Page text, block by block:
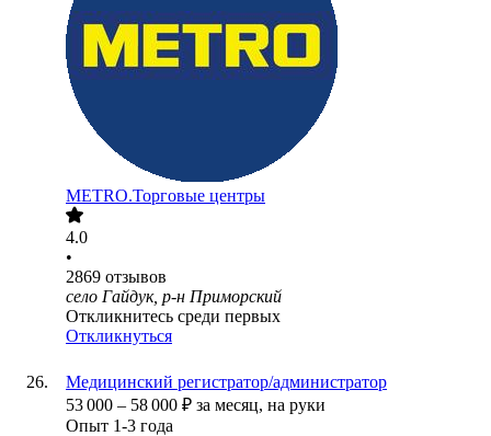
METRO.Торговые центры
4.0
•
2869 отзывов
село Гайдук, р-н Приморский
Откликнитесь среди первых
Откликнуться
Медицинский регистратор/администратор
53 000 – 58 000 ₽ за месяц, на руки
Опыт 1-3 года